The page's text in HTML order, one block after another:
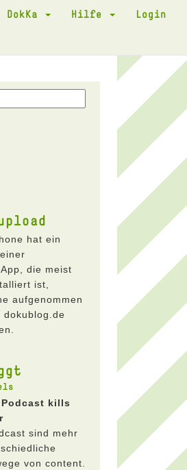
DokKa Hilfe Login
hat ein
die meist
ist,
aufgenommen
dokublog.de
Podcast kills
sind mehr
von content.